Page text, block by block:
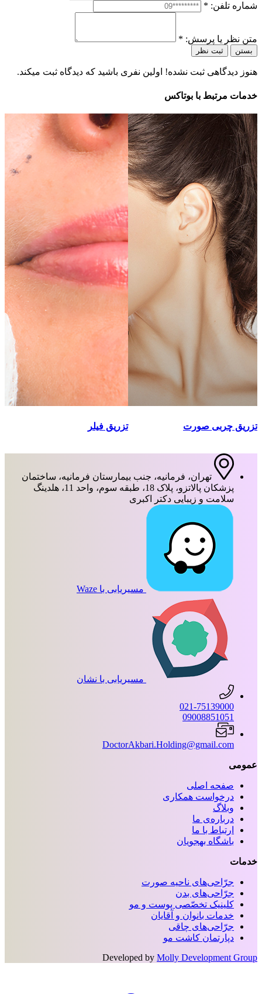
شماره تلفن: *
متن نظر یا پرسش: *
بستن ثبت نظر
هنوز دیدگاهی ثبت نشده! اولین نفری باشید که دیدگاه ثبت میکند.
خدمات مرتبط با بوتاکس
تزریق چربی صورت تزریق فیلر
تهران، فرمانیه، جنب بیمارستان فرمانیه، ساختمان
پزشکان پالاتزو، پلاک 18، طبقه سوم، واحد 11، هلدینگ
سلامت و زیبایی دکتر اکبری
مسیریابی با Waze
مسیریابی با نشان
021-75139000
09008851051
DoctorAkbari.Holding@gmail.com
عمومی
صفحه اصلی
درخواست همکاری
وبلاگ
درباره‌ی ما
ارتباط با ما
باشگاه بهجویان
خدمات
جرّاحی‌های ناحیه‌ صورت
جرّاحی‌های بدن
کلینیک تخصّصی پوست و مو
خدمات بانوان و آقایان
جرّاحی‌های چاقی
دپارتمان کاشت مو
Developed by Molly Development Group